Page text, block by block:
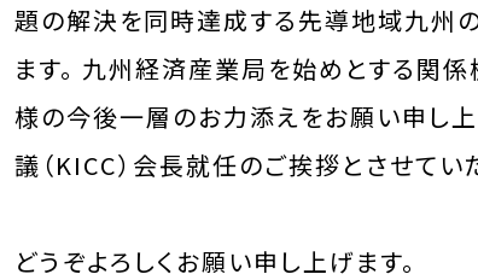
題の解決を同時達成する先導地域九州
ます。 九州経済産業局を始めとする関
様の今後一層のお力添えをお願い申し
議（KICC）会長就任のご挨拶とさせてい
どうぞよろしくお願い申し上げます。